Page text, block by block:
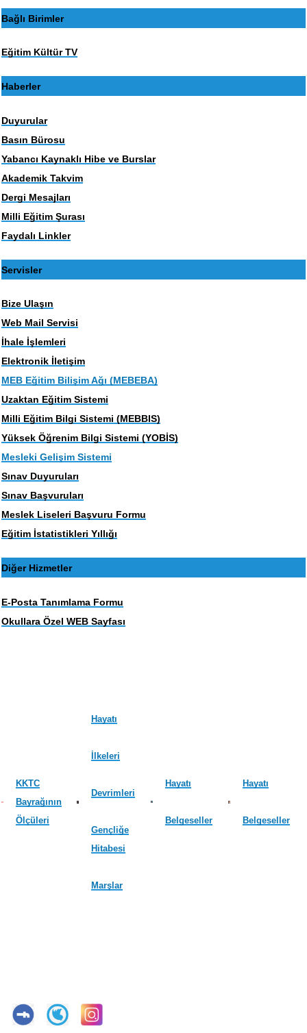
Bağlı Birimler
Eğitim Kültür TV
Haberler
Duyurular
Basın Bürosu
Yabancı Kaynaklı Hibe ve Burslar
Akademik Takvim
Dergi Mesajları
Milli Eğitim Şurası
Faydalı Linkler
Servisler
Bize Ulaşın
Web Mail Servisi
İhale İşlemleri
Elektronik İletişim
MEB Eğitim Bilişim Ağı (MEBEBA)
Uzaktan Eğitim Sistemi
Milli Eğitim Bilgi Sistemi (MEBBIS)
Yüksek Öğrenim Bilgi Sistemi (YOBİS)
Mesleki Gelişim Sistemi
Sınav Duyuruları
Sınav Başvuruları
Meslek Liseleri Başvuru Formu
Eğitim İstatistikleri Yıllığı
Diğer Hizmetler
E-Posta Tanımlama Formu
Okullara Özel WEB Sayfası
KKTC
Bayrağının
Ölçüleri
Hayatı
İlkeleri
Devrimleri
Gençliğe
Hitabesi
Marşlar
Hayatı
Belgeseller
Hayatı
Belgeseller